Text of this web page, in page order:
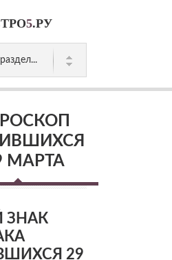
5.РУ
МАРТА
ЗНАК
29